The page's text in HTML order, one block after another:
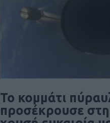
Το κομμάτι
προσέκρουσε στη